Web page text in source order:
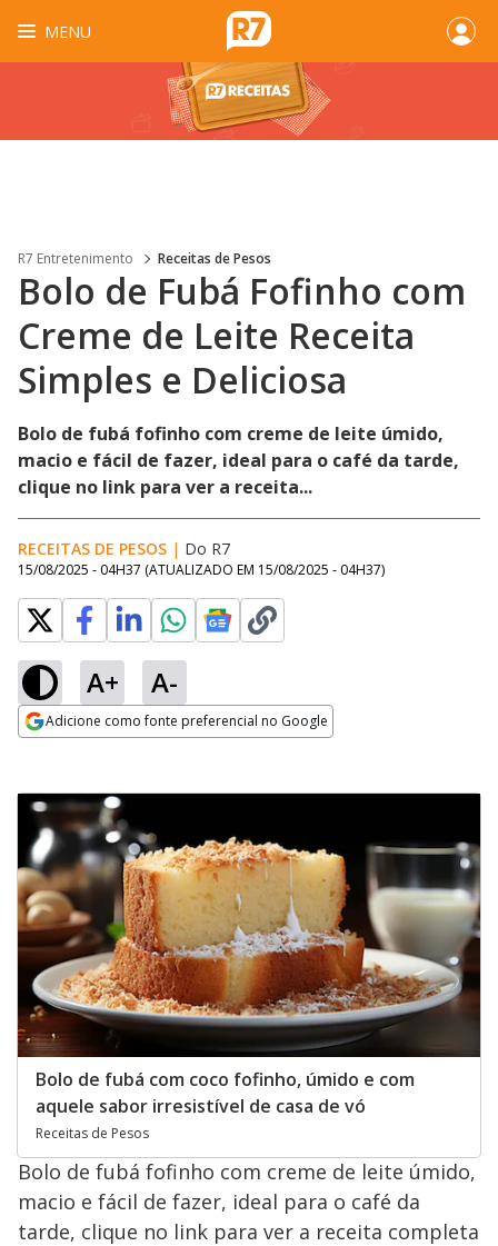
MENU
R7 Entretenimento Receitas de Pesos
Bolo de Fubá Fofinho com
Creme de Leite Receita
Simples e Deliciosa
Bolo de fubá fofinho com creme de leite úmido,
macio e fácil de fazer, ideal para o café da tarde,
clique no link para ver a receita...
RECEITAS DE PESOS | Do R7
15/08/2025 - 04H37 (ATUALIZADO EM 15/08/2025 - 04H37)
A+ A-
Adicione como fonte preferencial no Google
Bolo de fubá com coco fofinho, úmido e com
aquele sabor irresistível de casa de vó
Receitas de Pesos
Bolo de fubá fofinho com creme de leite úmido,
macio e fácil de fazer, ideal para o café da
tarde, clique no link para ver a receita completa